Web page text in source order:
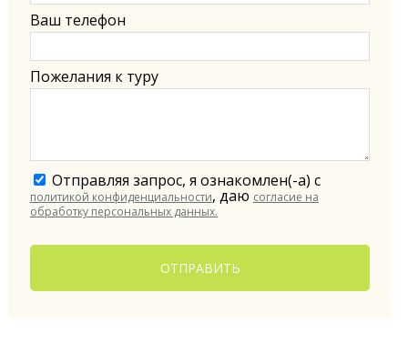
Ваш телефон
Пожелания к туру
Отправляя запрос, я ознакомлен(-а) с
политикой конфиденциальности, даю согласие на
обработку персональных данных.
ОТПРАВИТЬ